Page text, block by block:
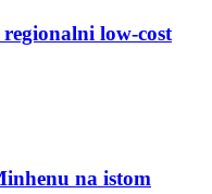
low-cost
na istom